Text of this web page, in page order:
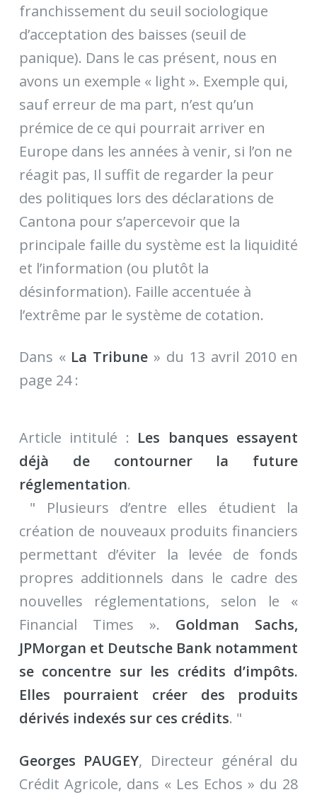
franchissement du seuil sociologique
d’acceptation des baisses (seuil de
panique). Dans le cas présent, nous en
avons un exemple « light ». Exemple qui,
sauf erreur de ma part, n’est qu’un
prémice de ce qui pourrait arriver en
Europe dans les années à venir, si l’on ne
réagit pas, Il suffit de regarder la peur
des politiques lors des déclarations de
Cantona pour s’apercevoir que la
principale faille du système est la liquidité
et l’information (ou plutôt la
désinformation). Faille accentuée à
l’extrême par le système de cotation.
Dans «La Tribune » du 13 avril 2010 en
page 24 :
Article intitulé : Les banques essayent
déjà de contourner la future
réglementation.
" Plusieurs d’entre elles étudient la
création de nouveaux produits financiers
permettant d’éviter la levée de fonds
propres additionnels dans le cadre des
nouvelles réglementations, selon le «
Financial Times ». Goldman Sachs,
JPMorgan et Deutsche Bank notamment
se concentre sur les crédits d’impôts.
Elles pourraient créer des produits
dérivés indexés sur ces crédits. "
Georges PAUGEY, Directeur général du
Crédit Agricole, dans « Les Echos » du 28